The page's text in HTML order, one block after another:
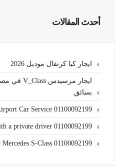
أحدث المقالات
ايجار كيا كرنفال موديل 2026
بسائق
Car Service 01100092199
a private driver 01100092199
S-Class 01100092199